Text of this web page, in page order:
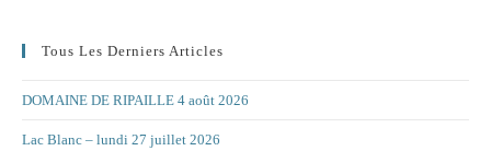
Tous Les Derniers Articles
DOMAINE DE RIPAILLE 4 août 2026
Lac Blanc – lundi 27 juillet 2026